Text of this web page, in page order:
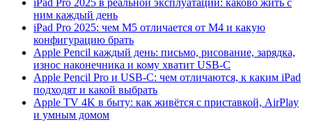
ним каждый день
iPad Pro 2025: чем M5 отличается от M4 и какую
конфигурацию брать
Apple Pencil каждый день: письмо, рисование, зарядка,
износ наконечника и кому хватит USB-C
Apple Pencil Pro и USB-C: чем отличаются, к каким iPad
подходят и какой выбрать
Apple TV 4K в быту: как живётся с приставкой, AirPlay
и умным домом